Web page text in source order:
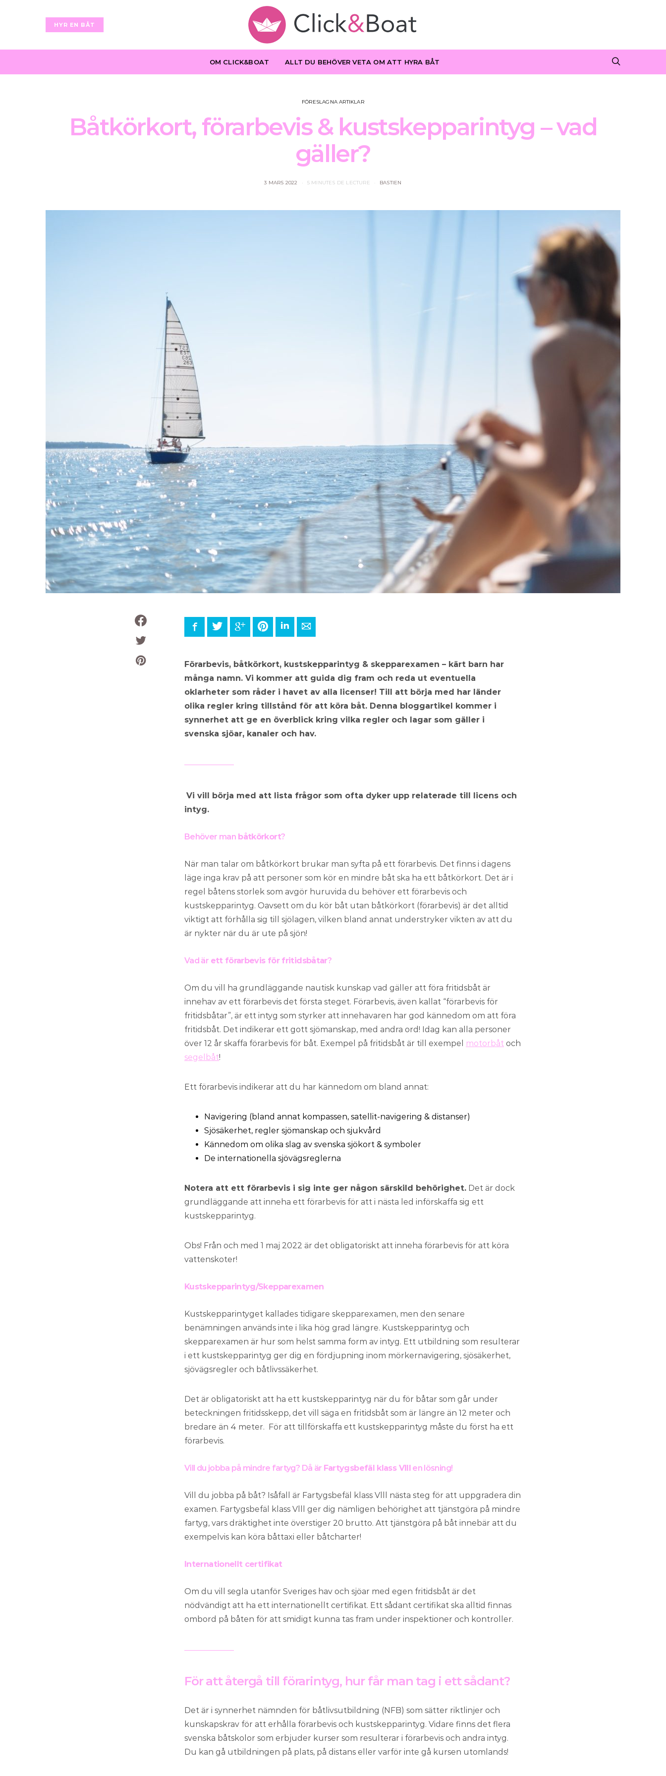
HYR EN BÅT
OM CLICK&BOAT ALLT DU BEHÖVER VETA OM ATT HYRA BÅT
FÖRESLAGNA ARTIKLAR
Båtkörkort, förarbevis & kustskepparintyg – vad
gäller?
3 MARS 2022 5 MINUTES DE LECTURE BASTIEN
FacebookTwitter Google+ PinterestLinkedInE-mail
Förarbevis, båtkörkort, kustskepparintyg & skepparexamen – kärt barn har
många namn. Vi kommer att guida dig fram och reda ut eventuella
oklarheter som råder i havet av alla licenser! Till att börja med har länder
olika regler kring tillstånd för att köra båt. Denna bloggartikel kommer i
synnerhet att ge en överblick kring vilka regler och lagar som gäller i
svenska sjöar, kanaler och hav.
Vi vill börja med att lista frågor som ofta dyker upp relaterade till licens och
intyg.
Behöver manbåtkörkort?
När man talar om båtkörkort brukar man syfta på ett förarbevis. Det finns i dagens
läge inga krav på att personer som kör en mindre båt ska ha ett båtkörkort. Det är i
regel båtens storlek som avgör huruvida du behöver ett förarbevis och
kustskepparintyg. Oavsett om du kör båt utan båtkörkort (förarbevis) är det alltid
viktigt att förhålla sig till sjölagen, vilken bland annat understryker vikten av att du
är nykter när du är ute på sjön!
Vad är ett förarbevis för fritidsbåtar?
Om du vill ha grundläggande nautisk kunskap vad gäller att föra fritidsbåt är
innehav av ett förarbevis det första steget. Förarbevis, även kallat “förarbevis för
fritidsbåtar”, är ett intyg som styrker att innehavaren har god kännedom om att föra
fritidsbåt. Det indikerar ett gott sjömanskap, med andra ord! Idag kan alla personer
över 12 år skaffa förarbevis för båt. Exempel på fritidsbåt är till exempel
motorbåt och
segelbåt!
Ett förarbevis indikerar att du har kännedom om bland annat:
Navigering (bland annat kompassen, satellit-navigering & distanser)
Sjösäkerhet, regler sjömanskap och sjukvård
Kännedom om olika slag av svenska sjökort & symboler
De internationella sjövägsreglerna
Notera att ett förarbevis i sig inte ger någon särskild behörighet. Det är dock
grundläggande att inneha ett förarbevis för att i nästa led införskaffa sig ett
kustskepparintyg.
Obs! Från och med 1 maj 2022 är det obligatoriskt att inneha förarbevis för att köra
vattenskoter!
Kustskepparintyg/Skepparexamen
Kustskepparintyget kallades tidigare skepparexamen, men den senare
benämningen används inte i lika hög grad längre. Kustskepparintyg och
skepparexamen är hur som helst samma form av intyg. Ett utbildning som resulterar
i ett kustskepparintyg ger dig en fördjupning inom mörkernavigering, sjösäkerhet,
sjövägsregler och båtlivssäkerhet.
Det är obligatoriskt att ha ett kustskepparintyg när du för båtar som går under
beteckningen fritidsskepp, det vill säga en fritidsbåt som är längre än 12 meter och
bredare än 4 meter. För att tillförskaffa ett kustskepparintyg måste du först ha ett
förarbevis.
Vill du jobba på mindre fartyg? Då är Fartygsbefäl klass Vlllen lösning!
Vill du jobba på båt? Isåfall är Fartygsbefäl klass Vlll nästa steg för att uppgradera din
examen. Fartygsbefäl klass Vlll ger dig nämligen behörighet att tjänstgöra på mindre
fartyg, vars dräktighet inte överstiger 20 brutto. Att tjänstgöra på båt innebär att du
exempelvis kan köra båttaxi eller båtcharter!
Internationellt certifikat
Om du vill segla utanför Sveriges hav och sjöar med egen fritidsbåt är det
nödvändigt att ha ett internationellt certifikat. Ett sådant certifikat ska alltid finnas
ombord på båten för att smidigt kunna tas fram under inspektioner och kontroller.
För att återgå till förarintyg, hur får man tag i ett sådant?
Det är i synnerhet nämnden för båtlivsutbildning (NFB) som sätter riktlinjer och
kunskapskrav för att erhålla förarbevis och kustskepparintyg. Vidare finns det flera
svenska båtskolor som erbjuder kurser som resulterar i förarbevis och andra intyg.
Du kan gå utbildningen på plats, på distans eller varför inte gå kursen utomlands!